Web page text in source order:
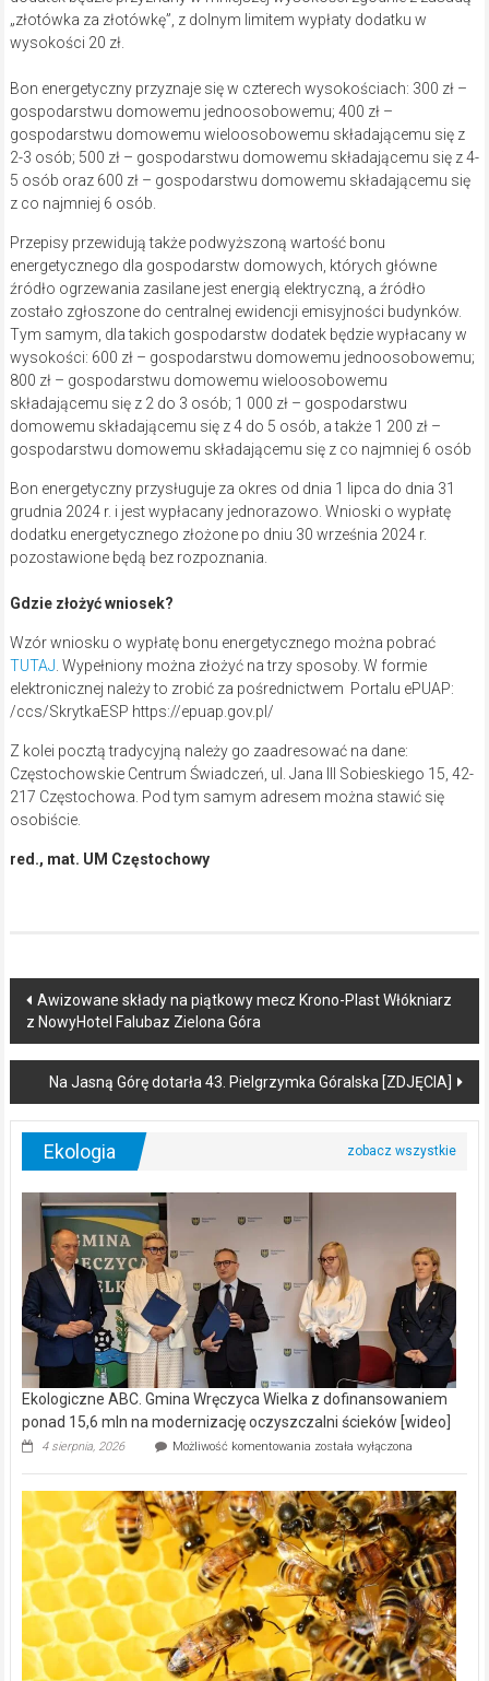
„złotówka za złotówkę”, z dolnym limitem wypłaty dodatku w
wysokości 20 zł.
Bon energetyczny przyznaje się w czterech wysokościach: 300 zł –
gospodarstwu domowemu jednoosobowemu; 400 zł –
gospodarstwu domowemu wieloosobowemu składającemu się z
2-3 osób; 500 zł – gospodarstwu domowemu składającemu się z 4-
5 osób oraz 600 zł – gospodarstwu domowemu składającemu się
z co najmniej 6 osób.
Przepisy przewidują także podwyższoną wartość bonu
energetycznego dla gospodarstw domowych, których główne
źródło ogrzewania zasilane jest energią elektryczną, a źródło
zostało zgłoszone do centralnej ewidencji emisyjności budynków.
Tym samym, dla takich gospodarstw dodatek będzie wypłacany w
wysokości: 600 zł – gospodarstwu domowemu jednoosobowemu;
800 zł – gospodarstwu domowemu wieloosobowemu
składającemu się z 2 do 3 osób; 1 000 zł – gospodarstwu
domowemu składającemu się z 4 do 5 osób, a także 1 200 zł –
gospodarstwu domowemu składającemu się z co najmniej 6 osób
Bon energetyczny przysługuje za okres od dnia 1 lipca do dnia 31
grudnia 2024 r. i jest wypłacany jednorazowo. Wnioski o wypłatę
dodatku energetycznego złożone po dniu 30 września 2024 r.
pozostawione będą bez rozpoznania.
Gdzie złożyć wniosek?
Wzór wniosku o wypłatę bonu energetycznego można pobrać
TUTAJ . Wypełniony można złożyć na trzy sposoby. W formie
elektronicznej należy to zrobić za pośrednictwem Portalu ePUAP:
/ccs/SkrytkaESP https://epuap.gov.pl/
Z kolei pocztą tradycyjną należy go zaadresować na dane:
Częstochowskie Centrum Świadczeń, ul. Jana III Sobieskiego 15, 42-
217 Częstochowa. Pod tym samym adresem można stawić się
osobiście.
red., mat. UM Częstochowy
Post
navigation
Awizowane składy na piątkowy mecz Krono-Plast Włókniarz
z NowyHotel Falubaz Zielona Góra
Na Jasną Górę dotarła 43. Pielgrzymka Góralska [ZDJĘCIA]
Ekologia
Ekologiczne ABC. Gmina Wręczyca Wielka z dofinansowaniem
ponad 15,6 mln na modernizację oczyszczalni ścieków [wideo]
4 sierpnia, 2026 Możliwość komentowania Ekologiczne
Wręczyca
Wielka
z
dofinansowaniem
ponad
15,6
mln
na
modernizację
oczyszczalni
ścieków
została wyłączona